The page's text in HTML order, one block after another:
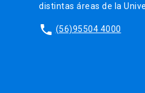
distintas áreas de la
phone (56)95504 4000